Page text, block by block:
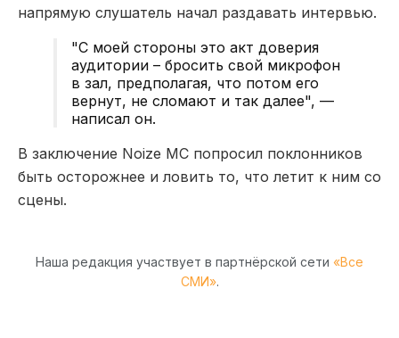
напрямую слушатель начал раздавать интервью.
"С моей стороны это акт доверия
аудитории – бросить свой микрофон
в зал, предполагая, что потом его
вернут, не сломают и так далее", —
написал он.
В заключение Noize MC попросил поклонников
быть осторожнее и ловить то, что летит к ним со
сцены.
Наша редакция участвует в партнёрской сети «Все
СМИ».